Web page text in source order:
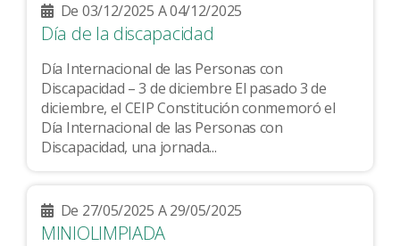
De 03/12/2025 A 04/12/2025
Día de la discapacidad
Día Internacional de las Personas con
Discapacidad – 3 de diciembre El pasado 3 de
diciembre, el CEIP Constitución conmemoró el
Día Internacional de las Personas con
Discapacidad, una jornada...
De 27/05/2025 A 29/05/2025
MINIOLIMPIADA